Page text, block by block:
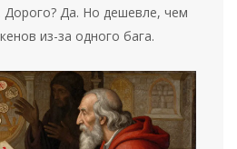
Дорого? Да. Но дешевле, чем
из-за одного бага.